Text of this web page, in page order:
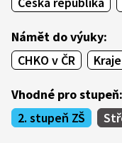
Námět do výuky:
CHKO v ČR
Vhodné pro stupeň:
2. stupeň ZŠ